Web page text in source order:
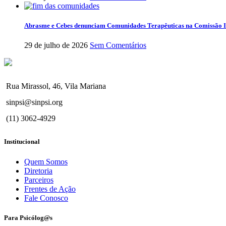
Abrasme e Cebes denunciam Comunidades Terapêuticas na
29 de julho de 2026 Sem Comentários
Rua Mirassol, 46, Vila Mariana
sinpsi@sinpsi.org
(11) 3062-4929
Institucional
Quem Somos
Diretoria
Parceiros
Frentes de Ação
Fale Conosco
Para Psicólog@s